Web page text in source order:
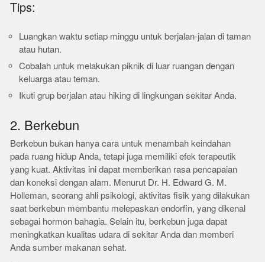
Tips:
Luangkan waktu setiap minggu untuk berjalan-jalan di taman
atau hutan.
Cobalah untuk melakukan piknik di luar ruangan dengan
keluarga atau teman.
Ikuti grup berjalan atau hiking di lingkungan sekitar Anda.
2. Berkebun
Berkebun bukan hanya cara untuk menambah keindahan
pada ruang hidup Anda, tetapi juga memiliki efek terapeutik
yang kuat. Aktivitas ini dapat memberikan rasa pencapaian
dan koneksi dengan alam. Menurut Dr. H. Edward G. M.
Holleman, seorang ahli psikologi, aktivitas fisik yang dilakukan
saat berkebun membantu melepaskan endorfin, yang dikenal
sebagai hormon bahagia. Selain itu, berkebun juga dapat
meningkatkan kualitas udara di sekitar Anda dan memberi
Anda sumber makanan sehat.